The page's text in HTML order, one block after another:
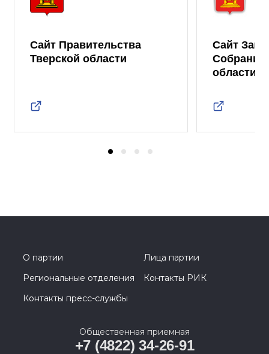
Сайт Правительства
Тверской области
Сайт
Собрания
области
О партии
Лица партии
Региональные отделения
Контакты РИК
Контакты пресс-службы
Общественная приемная
+7 (4822) 34-26-91